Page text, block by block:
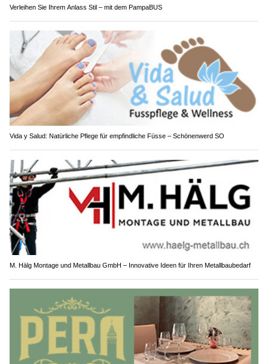
Verleihen Sie Ihrem Anlass Stil – mit dem PampaBUS
Vida y Salud: Natürliche Pflege für empfindliche Füsse – Schönenwerd SO
M. Hälg Montage und Metallbau GmbH – Innovative Ideen für Ihren Metallbaubedarf